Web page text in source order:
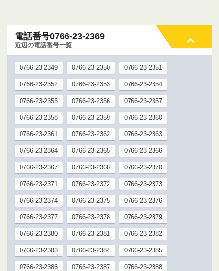
電話番号0766-23-2369
近辺の電話番号一覧
0766-23-2349 0766-23-2350 0766-23-2351
0766-23-2352 0766-23-2353 0766-23-2354
0766-23-2355 0766-23-2356 0766-23-2357
0766-23-2358 0766-23-2359 0766-23-2360
0766-23-2361 0766-23-2362 0766-23-2363
0766-23-2364 0766-23-2365 0766-23-2366
0766-23-2367 0766-23-2368 0766-23-2370
0766-23-2371 0766-23-2372 0766-23-2373
0766-23-2374 0766-23-2375 0766-23-2376
0766-23-2377 0766-23-2378 0766-23-2379
0766-23-2380 0766-23-2381 0766-23-2382
0766-23-2383 0766-23-2384 0766-23-2385
0766-23-2386 0766-23-2387 0766-23-2388